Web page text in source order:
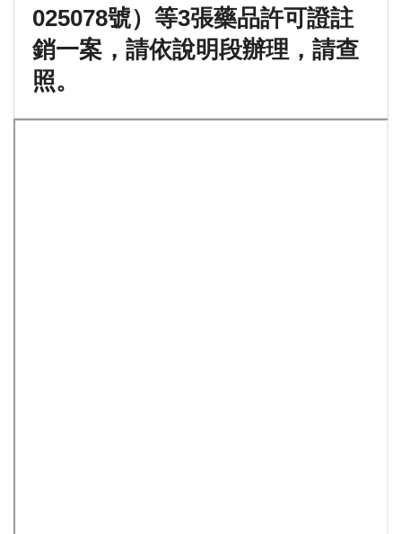
025078號）等3張藥品許可證註
銷一案，請依說明段辦理，請查
照。